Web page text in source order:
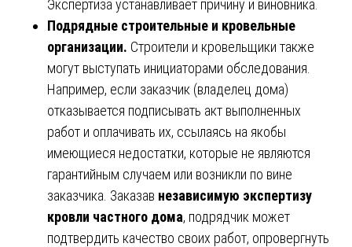
Экспертиза устанавливает причину и виновника.
Подрядные строительные и кровельные
организации. Строители и кровельщики также
могут выступать инициаторами обследования.
Например, если заказчик (владелец дома)
отказывается подписывать акт выполненных
работ и оплачивать их, ссылаясь на якобы
имеющиеся недостатки, которые не являются
гарантийным случаем или возникли по вине
заказчика. Заказав независимую экспертизу
кровли частного дома, подрядчик может
подтвердить качество своих работ, опровергнуть